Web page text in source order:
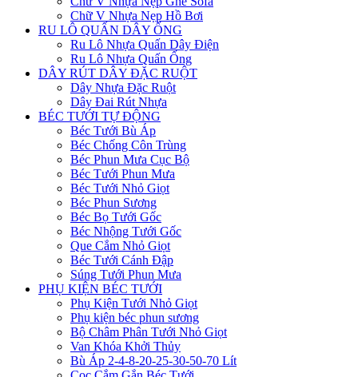
Chữ V Nhựa Nẹp Hồ Bơi
RU LÔ QUẤN DÂY ỐNG
Ru Lô Nhựa Quấn Dây Điện
Ru Lô Nhựa Quấn Ống
DÂY RÚT DÂY ĐẶC RUỘT
Dây Nhựa Đặc Ruột
Dây Đai Rút Nhựa
BÉC TƯỚI TỰ ĐỘNG
Béc Tưới Bù Áp
Béc Chống Côn Trùng
Béc Phun Mưa Cục Bộ
Béc Tưới Phun Mưa
Béc Tưới Nhỏ Giọt
Béc Phun Sương
Béc Bọ Tưới Gốc
Béc Nhộng Tưới Gốc
Que Cắm Nhỏ Giọt
Béc Tưới Cánh Đập
Súng Tưới Phun Mưa
PHỤ KIỆN BÉC TƯỚI
Phụ Kiện Tưới Nhỏ Giọt
Phụ kiện béc phun sương
Bộ Châm Phân Tưới Nhỏ Giọt
Van Khóa Khởi Thủy
Bù Áp 2-4-8-20-25-30-50-70 Lít